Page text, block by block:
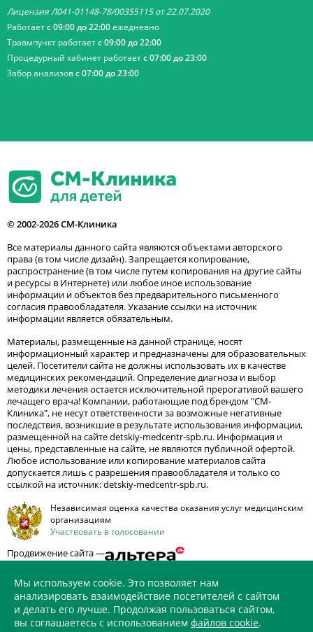
Лицензия Л041-01148-78/00355115 от 22.07.2020
Работаетс 09:00 до 22:00ежедневно
Травмпункт работаетс 09:00 до 22:00
Процедурный кабинет работаетс 07:00 до 23:00
Забор анализовс 07:00 до 23:00
© 2002-2026 СМ-Клиника
Все материалы данного сайта являются объектами авторского
права (в том числе дизайн). Запрещается копирование,
распространение (в том числе путем копирования на другие сайты
и ресурсы в Интернете) или любое иное использование
информации и объектов без предварительного письменного
согласия правообладателя. Указание ссылки на источник
информации является обязательным.
Материалы, размещенные на данной странице, носят
информационный характер и предназначены для образовательных
целей. Посетители сайта не должны использовать их в качестве
медицинских рекомендаций. Определение диагноза и выбор
методики лечения остается исключительной прерогативой вашего
лечащего врача! Компании, работающие под брендом "СМ-
Клиника", не несут ответственности за возможные негативные
последствия, возникшие в результате использования информации,
размещенной на сайте detskiy-medcentr-spb.ru. Информация и
цены, представленные на сайте, не являются публичной офертой.
Любое использование или копирование материалов сайта
допускается лишь с разрешения правообладателя и только со
ссылкой на источник: detskiy-medcentr-spb.ru.
Независимая оценка качества оказания услуг медицинским
организациям
Участвовать в голосовании
Продвижение сайта —
ИМЕЮТСЯ ПРОТИВОПОКАЗАНИЯ. НЕОБХОДИМО
ПРОКОНСУЛЬТИРОВАТЬСЯ СО СПЕЦИАЛИСТОМ
Мы используем cookie. Это позволяет нам
анализировать взаимодействие посетителей с сайтом
и делать его лучше. Продолжая пользоваться сайтом,
вы соглашаетесь с использованием файлов cookie.